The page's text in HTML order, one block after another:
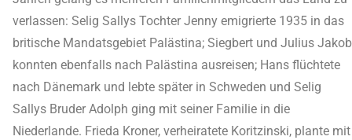
verlassen: Selig Sallys Tochter Jenny emigrierte 1935 in das
britische Mandatsgebiet Palästina; Siegbert und Julius Jakob
konnten ebenfalls nach Palästina ausreisen; Hans flüchtete
nach Dänemark und lebte später in Schweden und Selig
Sallys Bruder Adolph ging mit seiner Familie in die
Niederlande. Frieda Kroner, verheiratete Koritzinski, plante mit